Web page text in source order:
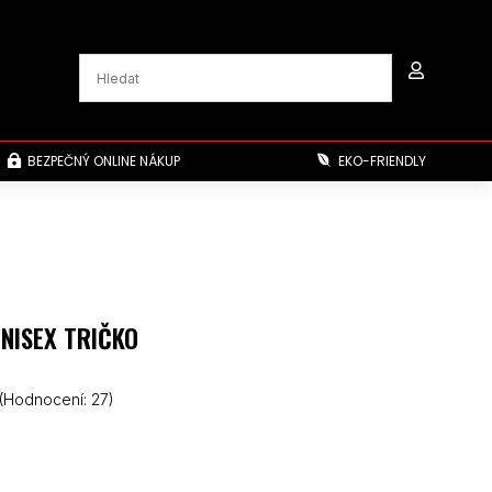

 BEZPEČNÝ ONLINE NÁKUP  EKO-FRIENDLY
TRIČKO
(Hodnocení: 27)